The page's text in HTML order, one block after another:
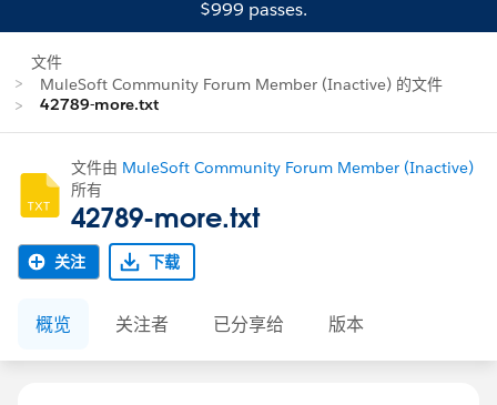
$999 passes.
文件
MuleSoft Community Forum Member (Inactive) 的文件
42789-more.txt
文件由 MuleSoft Community Forum Member (Inactive)
所有
42789-more.txt
关注 下载
概览 关注者 已分享给 版本